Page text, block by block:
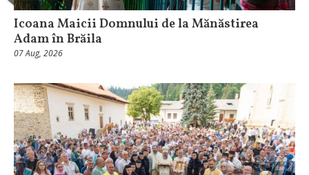
Icoana Maicii Domnului de la Mănăstirea
Adam în Brăila
07 Aug, 2026